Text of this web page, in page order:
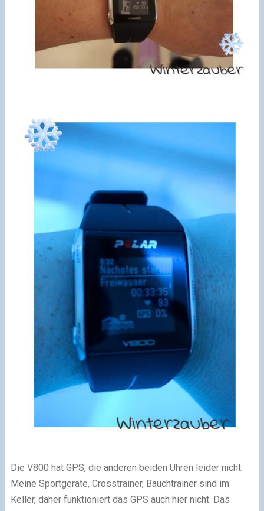
Die V800 hat GPS, die anderen beiden Uhren leider nicht.
Meine Sportgeräte, Crosstrainer, Bauchtrainer sind im
Keller, daher funktioniert das GPS auch hier nicht. Das